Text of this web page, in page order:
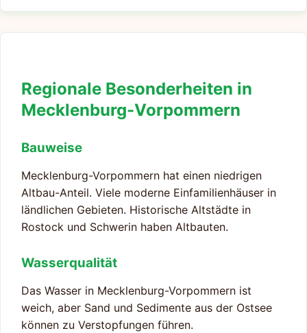
Regionale Besonderheiten in
Mecklenburg-Vorpommern
Bauweise
Mecklenburg-Vorpommern hat einen niedrigen
Altbau-Anteil. Viele moderne Einfamilienhäuser in
ländlichen Gebieten. Historische Altstädte in
Rostock und Schwerin haben Altbauten.
Wasserqualität
Das Wasser in Mecklenburg-Vorpommern ist
weich, aber Sand und Sedimente aus der Ostsee
können zu Verstopfungen führen.